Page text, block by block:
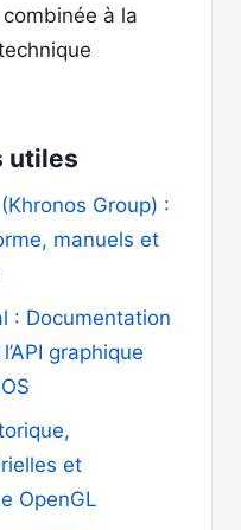
combinée à la
utiles
Group) :
manuels et
: Documentation
graphique
et
OpenGL